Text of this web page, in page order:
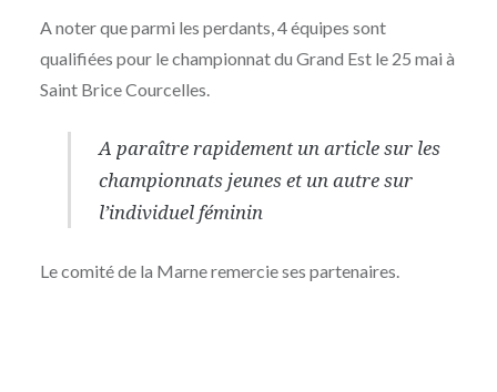
A noter que parmi les perdants, 4 équipes sont
qualifiées pour le championnat du Grand Est le 25 mai à
Saint Brice Courcelles.
A paraître rapidement un article sur les
championnats jeunes et un autre sur
l’individuel féminin
Le comité de la Marne remercie ses partenaires.